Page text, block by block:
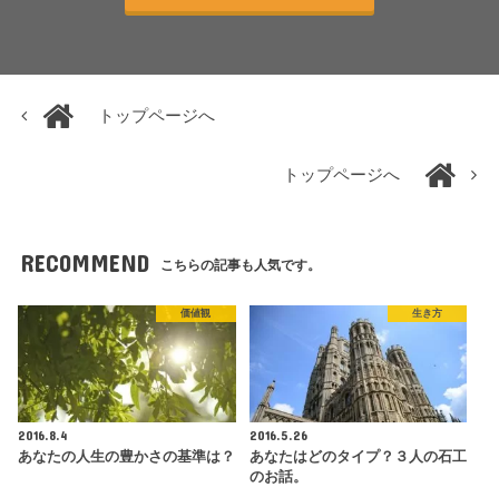
トップページへ
トップページへ
RECOMMEND こちらの記事も人気です。
価値観
2016.8.4
あなたの人生の豊かさの基準は？
生き方
2016.5.26
あなたはどのタイプ？３人の石工
のお話。